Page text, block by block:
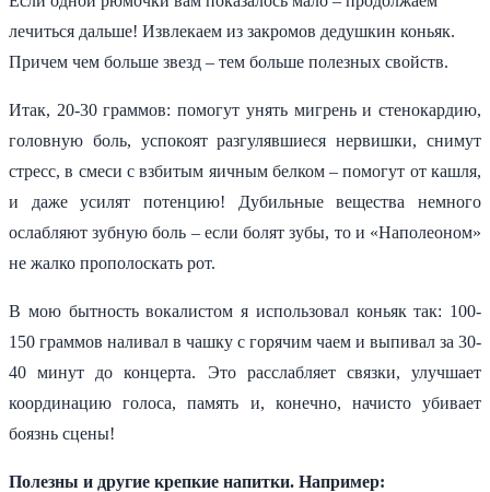
лечиться дальше! Извлекаем из закромов дедушкин коньяк.
Причем чем больше звезд – тем больше полезных свойств.
Итак, 20-30 граммов: помогут унять мигрень и стенокардию,
головную боль, успокоят разгулявшиеся нервишки, снимут
стресс, в смеси с взбитым яичным белком – помогут от кашля,
и даже усилят потенцию! Дубильные вещества немного
ослабляют зубную боль – если болят зубы, то и «Наполеоном»
не жалко прополоскать рот.
В мою бытность вокалистом я использовал коньяк так: 100-
150 граммов наливал в чашку с горячим чаем и выпивал за 30-
40 минут до концерта. Это расслабляет связки, улучшает
координацию голоса, память и, конечно, начисто убивает
боязнь сцены!
Полезны и другие крепкие напитки. Например: